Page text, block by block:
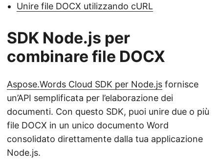
Unire file DOCX utilizzando cURL
SDK Node.js per
combinare file DOCX
Aspose.Words Cloud SDK per Node.js fornisce
un’API semplificata per l’elaborazione dei
documenti. Con questo SDK, puoi unire due o più
file DOCX in un unico documento Word
consolidato direttamente dalla tua applicazione
Node.js.